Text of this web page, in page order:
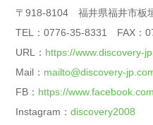
〒918-8104 福井県福井市板
TEL：0776-35-8331 FAX：
URL： https://www.discovery-
Mail： mailto@discovery-
FB： https://
Instagram： discovery2008